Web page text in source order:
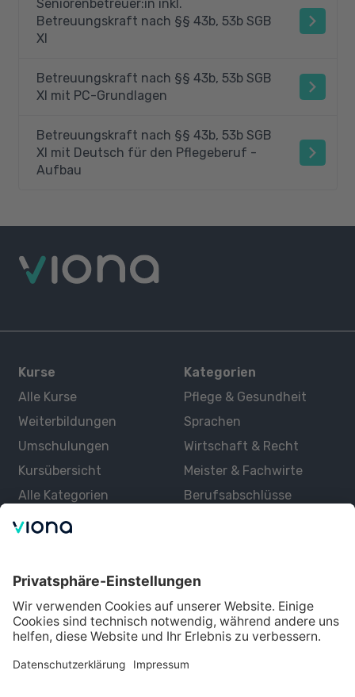
Seniorenbetreuer:in inkl.
Betreuungskraft nach §§ 43b, 53b SGB
XI
Betreuungskraft nach §§ 43b, 53b SGB
XI mit PC-Grundlagen
Betreuungskraft nach §§ 43b, 53b SGB
XI mit Deutsch für den Pflegeberuf -
Aufbau
Kurse
Alle Kurse
Weiterbildungen
Umschulungen
Kursübersicht
Alle Kategorien
Kategorien
Pflege & Gesundheit
Sprachen
Wirtschaft & Recht
Meister & Fachwirte
Berufsabschlüsse
Über uns
Lernen mit Viona
Alle Partner
Partner werden